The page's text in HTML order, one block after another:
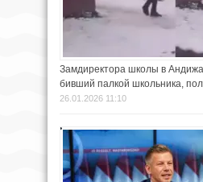
Замдиректора школы в
бивший палкой школьника,
26.01.2026 11:10